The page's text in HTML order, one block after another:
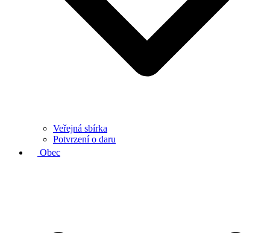
Veřejná sbírka
Potvrzení o daru
Obec